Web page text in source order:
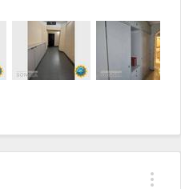
кондиціонери та
покриття: у кімнатах
— плитка. * Чудова
все поруч. Відмінний